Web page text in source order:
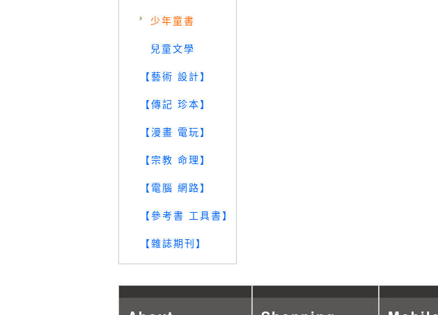
少年童書
兒童文學
【藝術 設計】
【傳記 珍本】
【漫畫 電玩】
【宗教 命理】
【電腦 網路】
【參考書 工具書】
【雜誌期刊】